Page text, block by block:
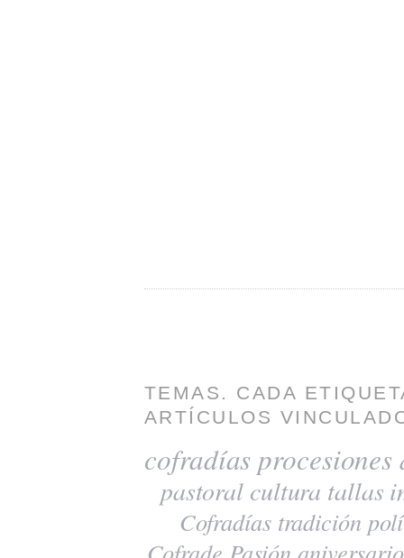
TEMAS. CADA
ARTÍCULOS
cofradías procesiones
pastoral cultura tallas
Cofradías tradición